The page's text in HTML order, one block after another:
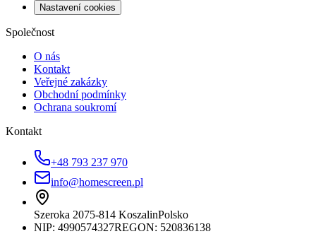
Nastavení cookies
Společnost
O nás
Kontakt
Veřejné zakázky
Obchodní podmínky
Ochrana soukromí
Kontakt
+48 793 237 970
info@homescreen.pl
Szeroka 2075-814 KoszalinPolsko
NIP: 4990574327REGON: 520836138